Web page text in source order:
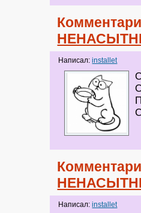
Написал:installet
Написал:installet